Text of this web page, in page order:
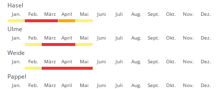
Hasel
Jan. Feb. März April Mai Juni Juli Aug. Sept. Okt. Nov. Dez.
Ulme
Jan. Feb. März April Mai Juni Juli Aug. Sept. Okt. Nov. Dez.
Weide
Jan. Feb. März April Mai Juni Juli Aug. Sept. Okt. Nov. Dez.
Pappel
Jan. Feb. März April Mai Juni Juli Aug. Sept. Okt. Nov. Dez.